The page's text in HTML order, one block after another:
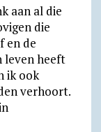
aan al die
die
en de
leven heeft
ik ook
verhoort.